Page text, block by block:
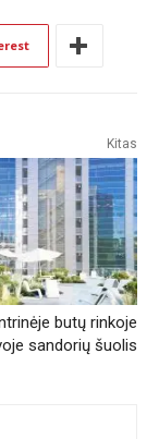
Kitas
butų rinkoje
sandorių šuolis